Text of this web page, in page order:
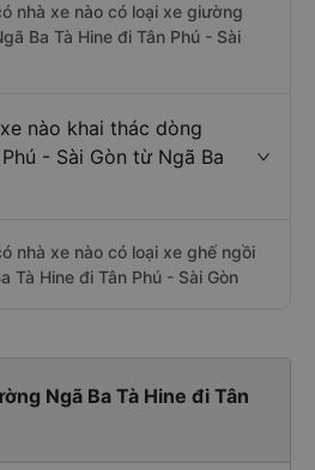
nhà xe nào có loại xe giường
Ba Tà Hine đi Tân Phú - Sài
nào khai thác dòng
- Sài Gòn từ Ngã Ba
nhà xe nào có loại xe ghế ngồi
Tà Hine đi Tân Phú - Sài Gòn
Ngã Ba Tà Hine đi Tân